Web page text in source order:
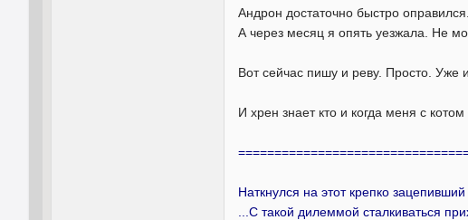
Андрон достаточно быстро оправился.
А через месяц я опять уезжала. Не
Вот сейчас пишу и реву. Просто. Уже
И хрен знает кто и когда меня с котом
Наткнулся на этот крепко
...С такой дилеммой сталкиваться